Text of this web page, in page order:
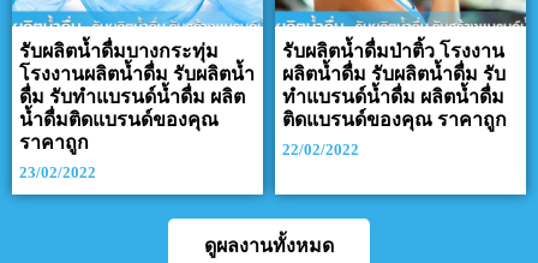
รับผลิตน้ำดื่มบางกระทุ่ม
โรงงานผลิตน้ำดื่ม รับผลิตน้ำ
ดื่ม รับทำแบรนด์น้ำดื่ม ผลิต
น้ำดื่มติดแบรนด์ของคุณ
ราคาถูก
23/02/2022
รับผลิตน้ำดื่มป่าติ้ว โรงงาน
ผลิตน้ำดื่ม รับผลิตน้ำดื่ม รับ
ทำแบรนด์น้ำดื่ม ผลิตน้ำดื่ม
ติดแบรนด์ของคุณ ราคาถูก
22/02/2022
ดูผลงานทั้งหมด